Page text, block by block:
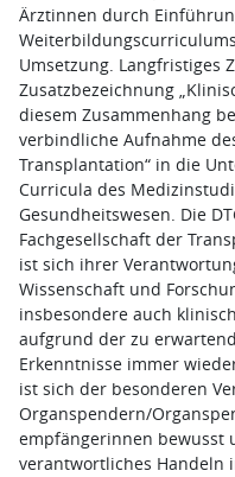
Ärztinnen durch
Umsetzung. Langfristiges
Zusatzbezeichnung
diesem Zusammenhang
verbindliche Aufnahme
Transplantation“ in die
Curricula des
Gesundheitswesen. Die
Fachgesellschaft der
ist sich ihrer
Wissenschaft und
insbesondere auch
aufgrund der zu
Erkenntnisse immer
ist sich der besonderen
Organspendern/
empfängerinnen bewusst
verantwortliches Handeln